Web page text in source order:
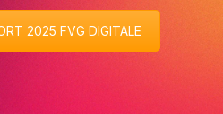
2025 FVG DIGITALE